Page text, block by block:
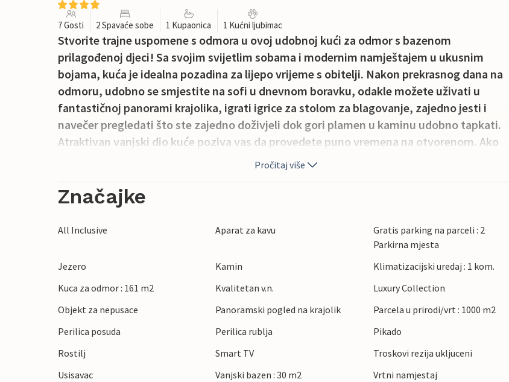
7 Gosti 2 Spavaće sobe 1 Kupaonica 1 Kućni ljubimac
Stvorite trajne uspomene s odmora u ovoj udobnoj kući za odmor s bazenom
prilagođenoj djeci! Sa svojim svijetlim sobama i modernim namještajem u ukusnim
bojama, kuća je idealna pozadina za lijepo vrijeme s obitelji. Nakon prekrasnog dana na
odmoru, udobno se smjestite na sofi u dnevnom boravku, odakle možete uživati u
fantastičnoj panorami krajolika, igrati igrice za stolom za blagovanje, zajedno jesti i
navečer pregledati što ste zajedno doživjeli dok gori plamen u kaminu udobno tapkati.
Atraktivan vanjski dio kuće poziva vas da provedete puno vremena na otvorenom. Ako
volite biti aktivni, izazovite ostale članove obitelji na badminton ili odbojku, ako vam je
draže opušteno, možete se sklupčati uz knjigu u ležaljci i uživati u povremenom kupanju
u bazenu dok se vaša djeca veselo kopaju i ljuljaju . Odmor ćete provesti u blizini
povijesne viničke kule dvorca iz 1353. godine i nedaleko od arboretuma Opek u kojem se
nalazi istoimeni dvorac Opek koji vrijedi posjetiti. Jezero za pecanje nalazi se na
pješačkoj udaljenosti od kuće. Posjetite grad Varaždin s njegovom bogatom ponudom
kulturno-povijesnih znamenitosti. Za ljubitelje aktivnog odmora u blizini se nalaze brojne
pješačke i biciklističke staze kroz prirodu. Ova kuća za odmor idealno je mjesto za
opuštajući odmor u prekrasnom okruženju.
Pročitaj više
Značajke
All Inclusive Aparat za kavu
Gratis parking na parceli : 2
Parkirna mjesta
Jezero
Kamin
Klimatizacijski uredaj : 1 kom.
Kuca za odmor : 161 m2
Kvalitetan v.n.
Luxury Collection
Objekt za nepusace
Panoramski pogled na krajolik
Parcela u prirodi/vrt : 1000 m2
Perilica posuda
Perilica rublja
Pikado
Rostilj
Smart TV
Troskovi rezija ukljuceni
Usisavac
Vanjski bazen : 30 m2
Vrtni namjestaj